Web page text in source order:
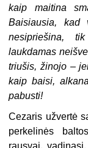
kaip maitina
Baisiausia, kad
nesipriešina,
laukdamas
triušis, žinojo –
kaip baisi,
pabusti!
Cezaris užvertė
perkelinės